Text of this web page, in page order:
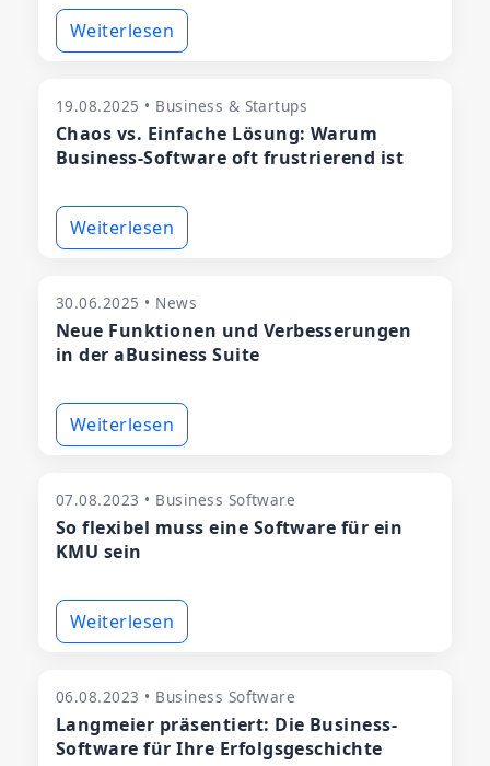
Weiterlesen
19.08.2025 • Business & Startups
Chaos vs. Einfache Lösung: Warum
Business-Software oft frustrierend ist
Weiterlesen
30.06.2025 • News
Neue Funktionen und Verbesserungen
in der aBusiness Suite
Weiterlesen
07.08.2023 • Business Software
So flexibel muss eine Software für ein
KMU sein
Weiterlesen
06.08.2023 • Business Software
Langmeier präsentiert: Die Business-
Software für Ihre Erfolgsgeschichte